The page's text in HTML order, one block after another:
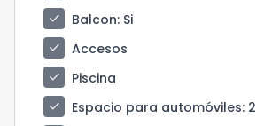
check
Balcon: Si
check
Accesos
check
Piscina
check
Espacio para automóviles: 2